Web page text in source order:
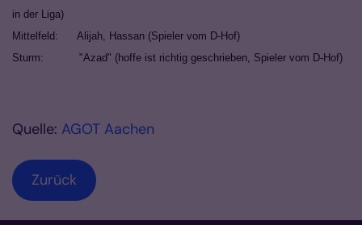
in der Liga)
Mittelfeld: Alijah, Hassan (Spieler vom D-Hof)
Sturm: "Azad" (hoffe ist richtig geschrieben, Spieler vom D-Hof)
Quelle: AGOT Aachen
Zurück